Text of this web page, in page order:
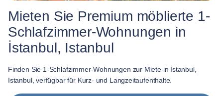
Mieten Sie Premium möblierte 1-
Schlafzimmer-Wohnungen in
İstanbul, Istanbul
Finden Sie 1-Schlafzimmer-Wohnungen zur Miete in İstanbul,
Istanbul, verfügbar für Kurz- und Langzeitaufenthalte.